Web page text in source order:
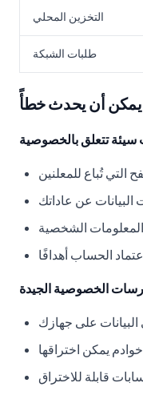
التخزين المحلي
طلبات الشبكة
يمكن أن يحدث خطأً
التي تُباع للمعلنين
عن عاداتك
الشخصية
الحساب أهدافًا
البيانات على جهازك
خوادم يمكن اختراقها
قابلة للاختراق